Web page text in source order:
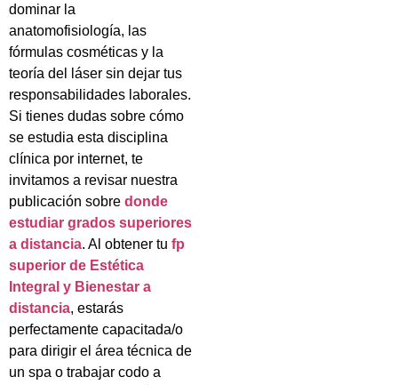
dominar la
anatomofisiología, las
fórmulas cosméticas y la
teoría del láser sin dejar tus
responsabilidades laborales.
Si tienes dudas sobre cómo
se estudia esta disciplina
clínica por internet, te
invitamos a revisar nuestra
publicación sobre donde
estudiar grados superiores
a distancia. Al obtener tu fp
superior de Estética
Integral y Bienestar a
distancia, estarás
perfectamente capacitada/o
para dirigir el área técnica de
un spa o trabajar codo a